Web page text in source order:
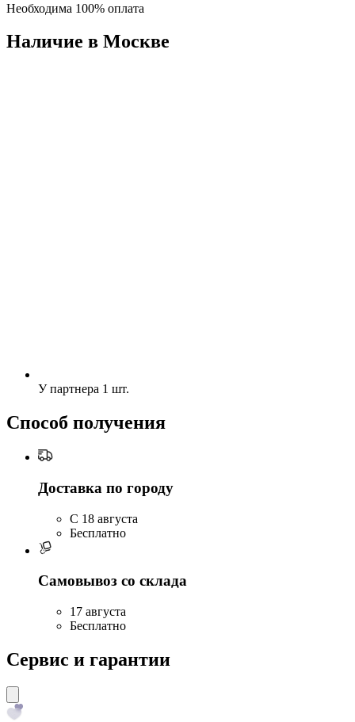
Необходима 100% оплата
Наличие в Москвe
У партнера 1 шт.
Способ получения
Доставка по городу
C 18 августа
Бесплатно
Самовывоз со склада
17 августа
Бесплатно
Сервис и гарантии